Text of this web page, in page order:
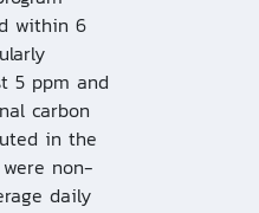
within 6
5 ppm and
carbon
in the
non-
daily